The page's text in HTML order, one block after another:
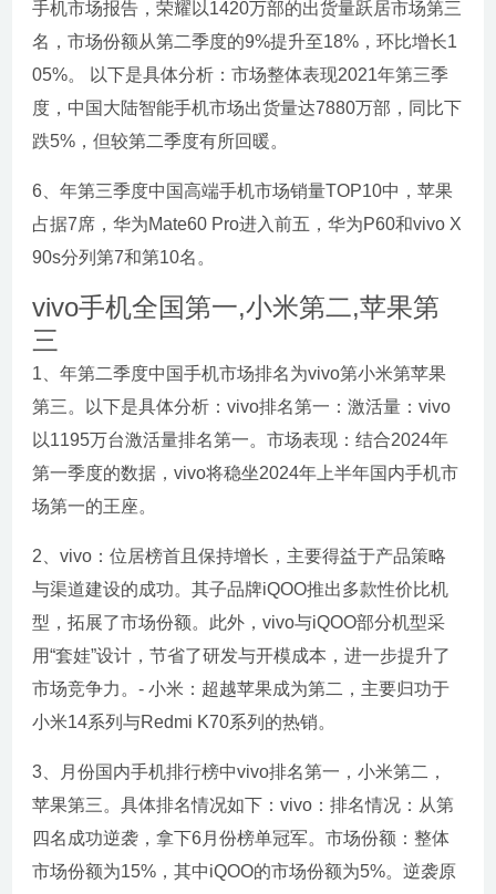
手机市场报告，荣耀以1420万部的出货量跃居市场第三
名，市场份额从第二季度的9%提升至18%，环比增长1
05%。 以下是具体分析：市场整体表现2021年第三季
度，中国大陆智能手机市场出货量达7880万部，同比下
跌5%，但较第二季度有所回暖。
6、年第三季度中国高端手机市场销量TOP10中，苹果
占据7席，华为Mate60 Pro进入前五，华为P60和vivo X
90s分列第7和第10名。
vivo手机全国第一,小米第二,苹果第
三
1、年第二季度中国手机市场排名为vivo第小米第苹果
第三。以下是具体分析：vivo排名第一：激活量：vivo
以1195万台激活量排名第一。市场表现：结合2024年
第一季度的数据，vivo将稳坐2024年上半年国内手机市
场第一的王座。
2、vivo：位居榜首且保持增长，主要得益于产品策略
与渠道建设的成功。其子品牌iQOO推出多款性价比机
型，拓展了市场份额。此外，vivo与iQOO部分机型采
用“套娃”设计，节省了研发与开模成本，进一步提升了
市场竞争力。- 小米：超越苹果成为第二，主要归功于
小米14系列与Redmi K70系列的热销。
3、月份国内手机排行榜中vivo排名第一，小米第二，
苹果第三。具体排名情况如下：vivo：排名情况：从第
四名成功逆袭，拿下6月份榜单冠军。市场份额：整体
市场份额为15%，其中iQOO的市场份额为5%。逆袭原